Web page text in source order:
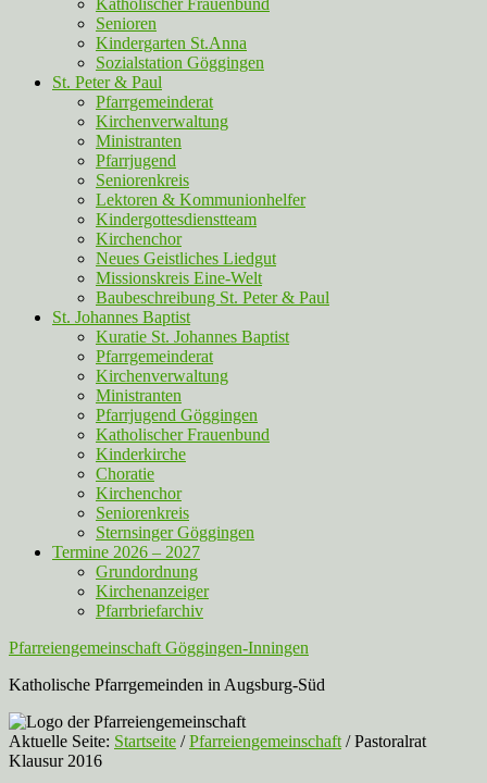
Katholischer Frauenbund
Senioren
Kindergarten St.Anna
Sozialstation Göggingen
St. Peter & Paul
Pfarrgemeinderat
Kirchenverwaltung
Ministranten
Pfarrjugend
Seniorenkreis
Lektoren & Kommunionhelfer
Kindergottesdienstteam
Kirchenchor
Neues Geistliches Liedgut
Missionskreis Eine-Welt
Baubeschreibung St. Peter & Paul
St. Johannes Baptist
Kuratie St. Johannes Baptist
Pfarrgemeinderat
Kirchenverwaltung
Ministranten
Pfarrjugend Göggingen
Katholischer Frauenbund
Kinderkirche
Choratie
Kirchenchor
Seniorenkreis
Sternsinger Göggingen
Termine 2026 – 2027
Grundordnung
Kirchenanzeiger
Pfarrbriefarchiv
Pfarreiengemeinschaft Göggingen-Inningen
Katholische Pfarrgemeinden in Augsburg-Süd
Aktuelle Seite: Startseite / Pfarreiengemeinschaft /Pastoralrat
Klausur 2016